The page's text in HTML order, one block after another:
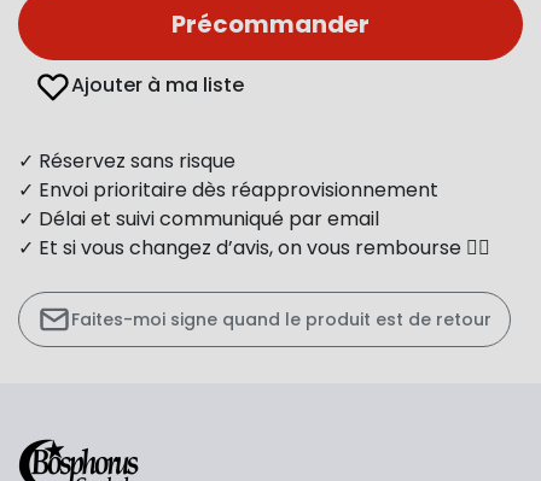
Précommander
Ajouter à ma liste
✓ Réservez sans risque
✓ Envoi prioritaire dès réapprovisionnement
✓ Délai et suivi communiqué par email
✓ Et si vous changez d’avis, on vous rembourse 👍🏻
Faites-moi signe quand le produit est de retour